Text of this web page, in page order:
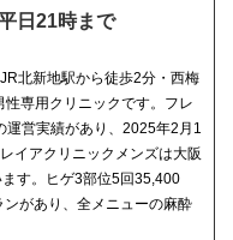
日21時まで
北新地駅から徒歩2分・西梅
専用クリニックです。フレ
運営実績があり、2025年2月1
イアクリニックメンズは大阪
す。ヒゲ3部位5回35,400
があり、全メニューの麻酔